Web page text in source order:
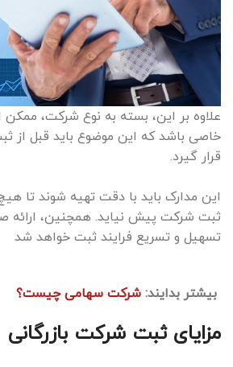
علاوه بر این، بسته به نوع شرکت،
خاصی باشد که این موضوع باید قبل از
قرار گیرد.
این مدارک باید با دقت تهیه شوند تا
ثبت شرکت پیش نیاید. همچنین،
تسهیل و تسریع فرایند ثبت خواهد شد
بیشتر بدایند:شرکت سهامی چیست؟
مزایای ثبت شرکت بازرگانی